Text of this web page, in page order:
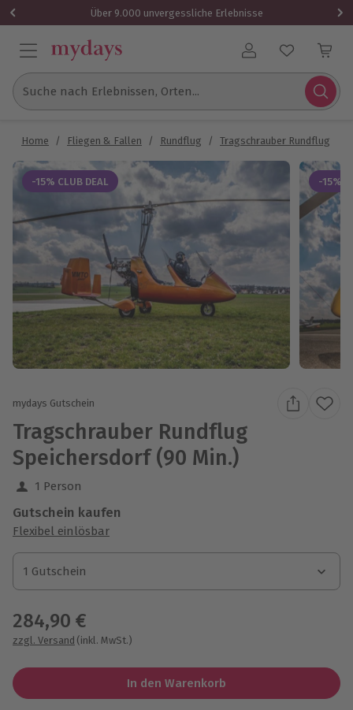
Über 9.000 unvergessliche Erlebnisse
Benutzerkonto
Suche nach Erlebnissen, Orten...
Home / Fliegen & Fallen / Rundflug / Tragschrauber Rundflug
-15% CLUB DEAL -15%
mydays Gutschein
Tragschrauber Rundflug
Speichersdorf (90 Min.)
1 Person
Gutschein kaufen
Flexibel einlösbar
1 Gutschein
1 Gutschein
1 Gutschein
284,90 €
zzgl. Versand (inkl. MwSt.)
In den Warenkorb